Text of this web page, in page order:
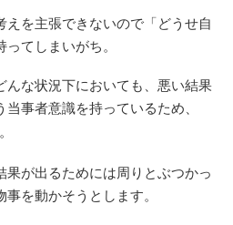
えを主張できないので「どうせ自
てしまいがち。
んな状況下においても、悪い結果
事者意識を持っているため、
が出るためには周りとぶつかっ
を動かそうとします。